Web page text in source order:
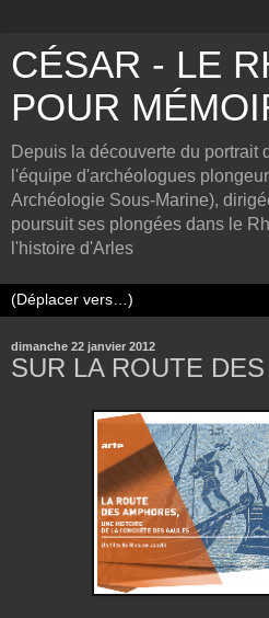
CÉSAR - LE
POUR
Depuis la découverte du portrait
l'équipe d'archéologues
Archéologie Sous-Marine),
poursuit ses plongées dans le
l'histoire d'Arles
dimanche 22 janvier 2012
SUR LA ROUTE